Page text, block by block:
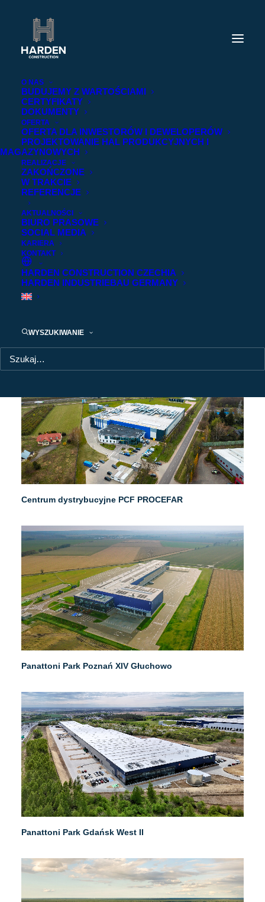
O NAS
BUDUJEMY Z WARTOŚCIAMI
CERTYFIKATY
DOKUMENTY
OFERTA
OFERTA DLA INWESTORÓW I DEWELOPERÓW
PROJEKTOWANIE HAL PRODUKCYJNYCH I
MAGAZYNOWYCH
REALIZACJE
ZAKOŃCZONE
W TRAKCIE
REFERENCJE
AKTUALNOŚCI
BIURO PRASOWE
SOCIAL MEDIA
KARIERA
KONTAKT
HARDEN CONSTRUCTION CZECHIA
HARDEN INDUSTRIEBAU GERMANY
WYSZUKIWANIE
Centrum dystrybucyjne PCF PROCEFAR
Panattoni Park Poznań XIV Głuchowo
Panattoni Park Gdańsk West II